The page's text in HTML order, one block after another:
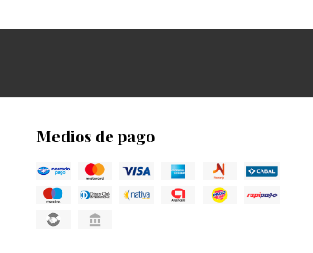
Medios de pago